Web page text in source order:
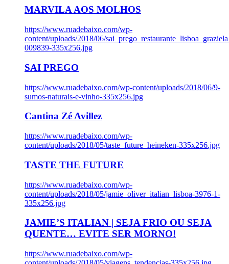
MARVILA AOS MOLHOS
https://www.ruadebaixo.com/wp-
content/uploads/2018/06/
009839-335x256.jpg
SAI PREGO
https://www.ruadebaixo.com/wp-content/uploads/2018/06/9-
sumos-naturais-e-vinho-335x256.jpg
Cantina Zé Avillez
https://www.ruadebaixo.com/wp-
content/uploads/2018/05/taste_future_heineken-335x256.jpg
TASTE THE FUTURE
https://www.ruadebaixo.com/wp-
content/uploads/2018/05/jamie_oliver_italian_lisboa-3976-1-
335x256.jpg
JAMIE’S ITALIAN | SEJA FRIO OU SEJA
QUENTE… EVITE SER MORNO!
https://www.ruadebaixo.com/wp-